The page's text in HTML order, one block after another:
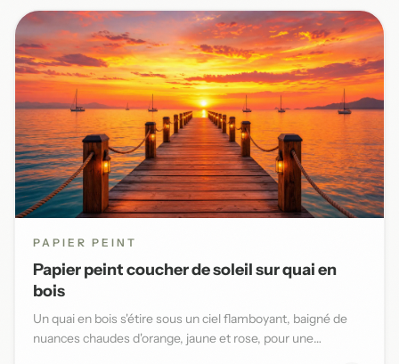
PAPIER PEINT
Papier peint coucher de soleil sur quai en
bois
Un quai en bois s'étire sous un ciel flamboyant, baigné de
nuances chaudes d'orange, jaune et rose, pour une